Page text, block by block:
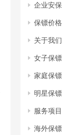
企业安保
保镖价格
关于我们
女子保镖
家庭保镖
明星保镖
服务项目
海外保镖